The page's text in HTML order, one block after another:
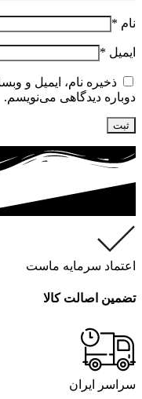
نام *
ایمیل *
ذخیره نام، ایمیل و
دوباره دیدگاهی می‌نویسم.
اعتماد سرمایه ماست
تضمین اصالت کالا
سراسر ایران